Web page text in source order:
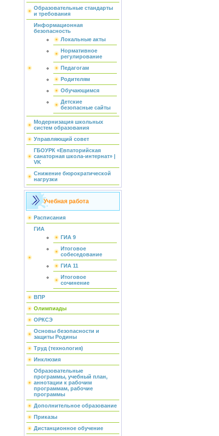
Образовательные стандарты
и требования
Информационная
безопасность
Локальные акты
Нормативное
регулирование
Педагогам
Родителям
Обучающимся
Детские
безопасные сайты
Модернизация школьных
систем образования
Управляющий совет
ГБОУРК «Евпаторийская
санаторная школа-интернат» |
VK
Снижение бюрократической
нагрузки
Учебная работа
Расписания
ГИА
ГИА 9
Итоговое
собеседование
ГИА 11
Итоговое
сочинение
ВПР
Олимпиады
ОРКСЭ
Основы безопасности и
защиты Родины
Труд (технология)
Инклюзия
Образовательные
программы, учебный план,
аннотации к рабочим
программам, рабочие
программы
Дополнительное образование
Приказы
Дистанционное обучение